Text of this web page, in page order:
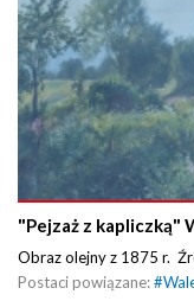
"Pejzaż z kapliczką"
Obraz olejny z 1875 r.
Postaci powiązane:#